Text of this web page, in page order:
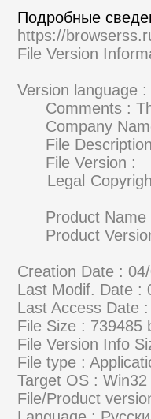
Подробные
https://
File Version
Version language
Comments :
File
File
Legal
Product
Product
Creation Date :
Last Modif. Date :
Last Access Date
File Size :
File Version Info
File type :
Target OS : Win32
File/Product